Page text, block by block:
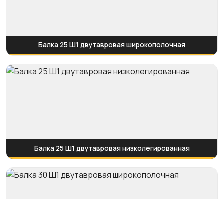
Балка 25 Ш1 двутавровая широкополочная
Балка 25 Ш1 двутавровая низколегированная